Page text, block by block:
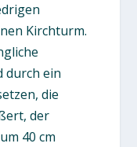
Kirchturm.
durch ein
die
der
40 cm